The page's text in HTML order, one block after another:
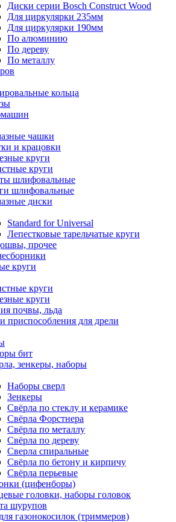
Диски серии Bosch Construct Wood
Для циркулярки 235мм
Для циркулярки 190мм
По алюминию
По дереву
По металлу
кольца
чашки
и крацовки
круги
круги
шлифовальные
шлифовальные
диски
Standard for Universal
Лепестковые тарельчатые круги
прочее
круги
круги
круги
почвы, льда
приспособления для дрели
бит
зенкеры, наборы
Наборы сверл
Зенкеры
Свёрла по стеклу и керамике
Свёрла Форстнера
Свёрла по металлу
Свёрла по дереву
Сверла спиральные
Свёрла по бетону и кирпичу
Свёрла перьевые
(цифенборы)
головки, наборы головок
шурупов
газонокосилок (триммеров)